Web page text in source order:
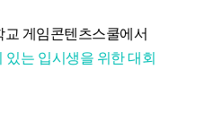
게임콘텐츠스쿨에서
있는 입시생을 위한 대회